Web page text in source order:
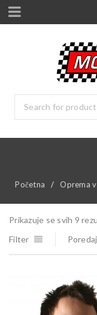
Početna / Oprema
Prikazuje se svih 9
Filter